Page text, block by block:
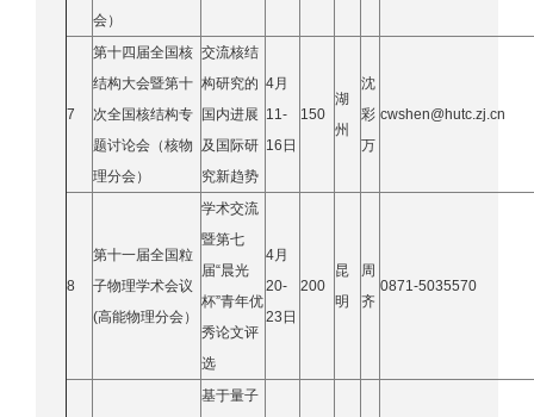
会）
7
第十四届全国核
结构大会暨第十
次全国核结构专
题讨论会（核物
理分会）
交流核结
构研究的
国内进展
及国际研
究新趋势
4月
11-
16日
150
湖
州
沈
彩
万
cwshen@hutc.zj.cn
8
第十一届全国粒
子物理学术会议
(高能物理分会）
学术交流
暨第七
届“晨光
杯”青年优
秀论文评
选
4月
20-
23日
200
昆
明
周
齐
0871-5035570
基于量子